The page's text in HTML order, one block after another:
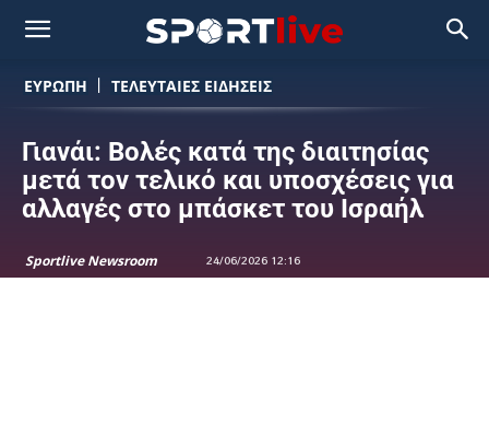
ΕΥΡΩΠΗ ΤΕΛΕΥΤΑΙΕΣ ΕΙΔΗΣΕΙΣ
Γιανάι: Βολές κατά της διαιτησίας
μετά τον τελικό και υποσχέσεις για
αλλαγές στο μπάσκετ του Ισραήλ
Sportlive Newsroom 24/06/2026 12:16